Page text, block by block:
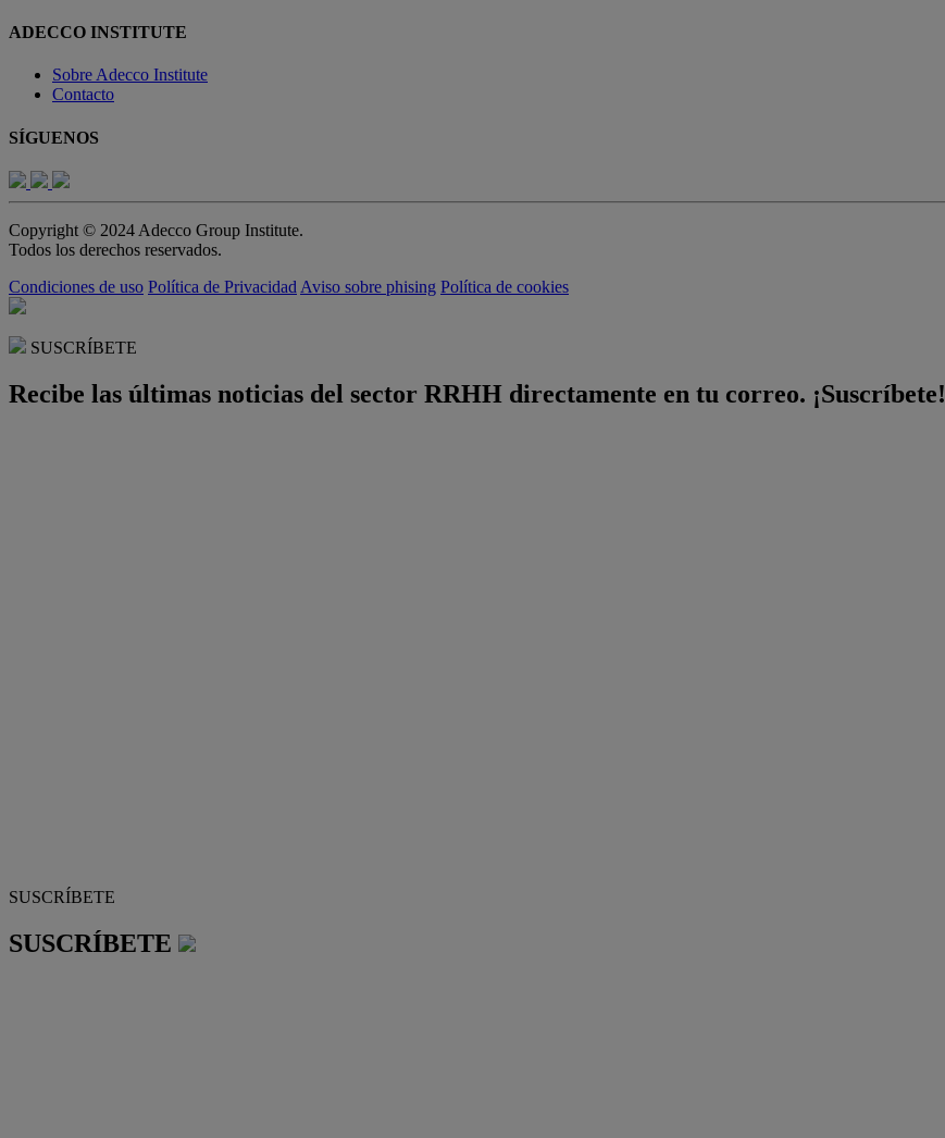
ADECCO INSTITUTE
Sobre Adecco Institute
Contacto
SÍGUENOS
Copyright © 2024 Adecco Group Institute.
Todos los derechos reservados.
Condiciones de uso Política de Privacidad Aviso sobre phising Política de cookies
SUSCRÍBETE
Recibe las últimas noticias del sector RRHH directamente en tu correo. ¡Suscríbete!
SUSCRÍBETE
SUSCRÍBETE